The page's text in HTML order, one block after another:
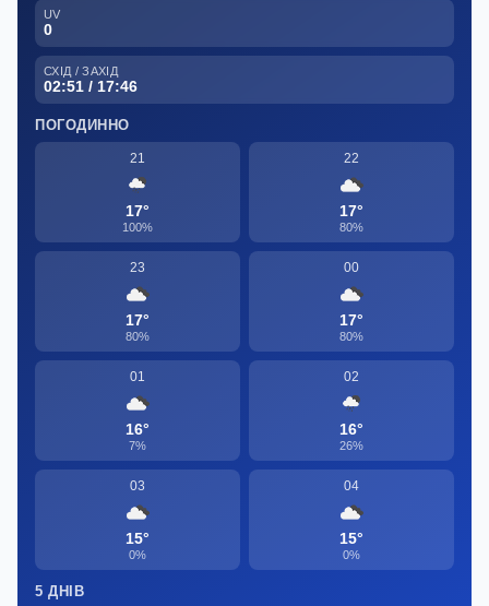
UV
0
СХІД / ЗАХІД
02:51 / 17:46
ПОГОДИННО
21
17°
100%
22
17°
80%
23
17°
80%
00
17°
80%
01
16°
7%
02
16°
26%
03
15°
0%
04
15°
0%
5 ДНІВ